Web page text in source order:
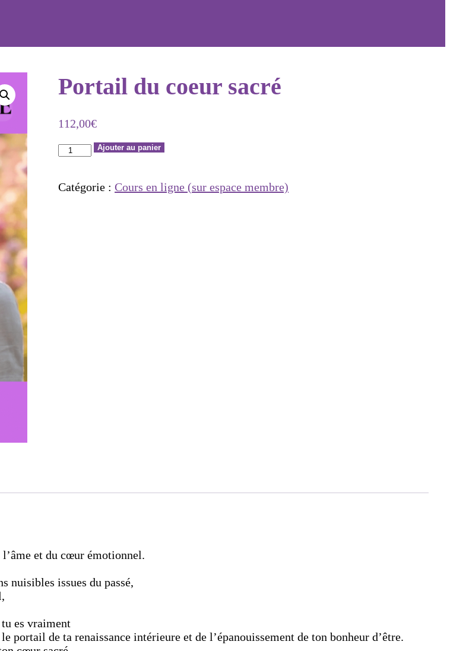
Portail du coeur sacré
112,00€
quantité
du
Ajouter au panier
Catégorie : Cours en ligne (sur espace membre)
et du cœur émotionnel.
nuisibles issues du passé,
es vraiment
de ta renaissance intérieure et de l’épanouissement de ton bonheur d’être.